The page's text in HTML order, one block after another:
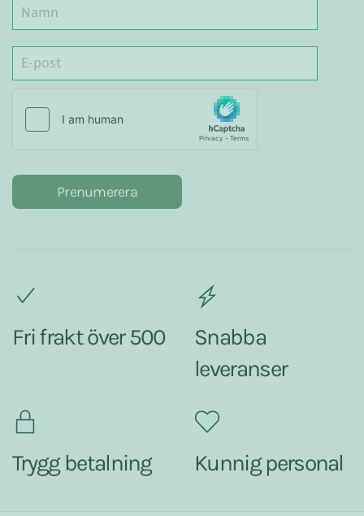
Prenumerera
Fri frakt över 500
Snabba
leveranser
Trygg betalning Kunnig personal